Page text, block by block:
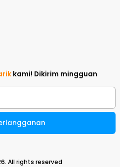
kami! Dikirim mingguan
. All rights reserved